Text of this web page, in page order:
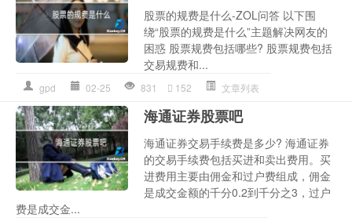
股票的规费是什么-ZOL问答 以下围
绕“股票的规费是什么”主题解决网友的
困惑 股票规费包括哪些? 股票规费包括
交易规费和...
gpd 02-25 831 152 文章列表
海通证券股票吧
海通证券交易手续费是多少? 海通证券
的交易手续费包括买进和卖出费用。买
进费用主要由佣金和过户费组成，佣金
是成交金额的千分0.2到千分之3，过户
费是成交金...